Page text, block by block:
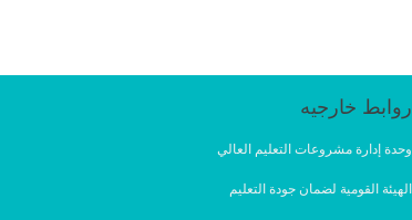
روابط خارجيه
وحدة إدارة مشروعات التعليم العالي
الهيئة القومية لضمان جودة التعليم